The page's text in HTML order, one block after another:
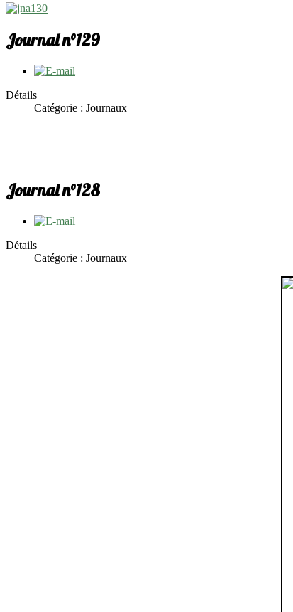
Journal n°129
Détails
Catégorie : Journaux
Journal n°128
Détails
Catégorie : Journaux